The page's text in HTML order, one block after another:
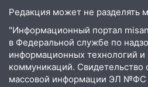
06:00
Мертвеца
мешок и попытались
05:30 Астрологи
опасный день августа:
знак 5 августа
Редакция может не разделять
"Информационный портал
в Федеральной службе по
информационных технологий и
коммуникаций. Свидетельство
массовой информации ЭЛ №ФС